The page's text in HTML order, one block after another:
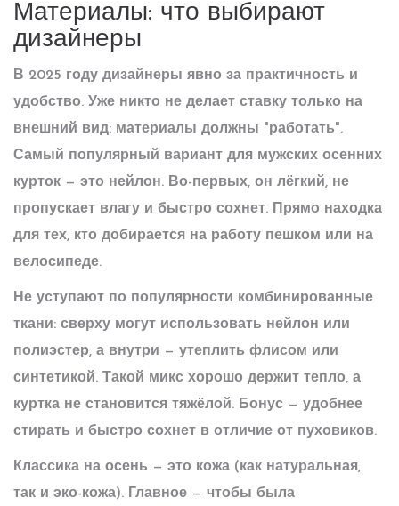
Материалы: что выбирают
дизайнеры
В 2025 году дизайнеры явно за практичность и
удобство. Уже никто не делает ставку только на
внешний вид: материалы должны "работать".
Самый популярный вариант для мужских осенних
курток — это нейлон. Во-первых, он лёгкий, не
пропускает влагу и быстро сохнет. Прямо находка
для тех, кто добирается на работу пешком или на
велосипеде.
Не уступают по популярности комбинированные
ткани: сверху могут использовать нейлон или
полиэстер, а внутри — утеплить флисом или
синтетикой. Такой микс хорошо держит тепло, а
куртка не становится тяжёлой. Бонус — удобнее
стирать и быстро сохнет в отличие от пуховиков.
Классика на осень — это кожа (как натуральная,
так и эко-кожа). Главное — чтобы была